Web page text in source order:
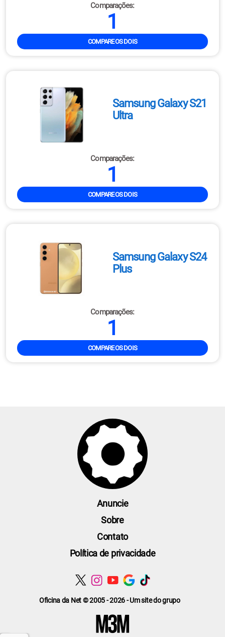
Comparações:
1
COMPARE OS DOIS
Samsung Galaxy S21
Ultra
Comparações:
1
COMPARE OS DOIS
Samsung Galaxy S24
Plus
Comparações:
1
COMPARE OS DOIS
Oficina da Net © 2005 - 2026 - Um site do grupo
Anuncie
Sobre
Contato
Política de privacidade